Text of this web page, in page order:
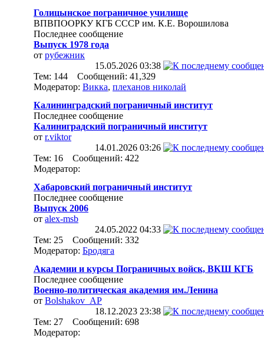
Голицынское пограничное училище
ВПВПООРКУ КГБ СССР им. К.Е. Ворошилова
Последнее сообщение
Выпуск 1978 года
от рубежник
15.05.2026 03:38
Тем: 144 Сообщений: 41,329
Модератор: Викка, плеханов николай
Калининградский пограничный институт
Последнее сообщение
Калиниградский пограничный институт
от r.viktor
14.01.2026 03:26
Тем: 16 Сообщений: 422
Модератор:
Хабаровский пограничный институт
Последнее сообщение
Выпуск 2006
от alex-msb
24.05.2022 04:33
Тем: 25 Сообщений: 332
Модератор: Бродяга
Академии и курсы Пограничных войск, ВКШ КГБ
Последнее сообщение
Военно-политическая академия им.Ленина
от Bolshakov_AP
18.12.2023 23:38
Тем: 27 Сообщений: 698
Модератор: